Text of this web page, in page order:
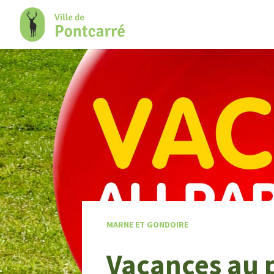
Confort +
MARNE ET GONDOIRE
Vacances au